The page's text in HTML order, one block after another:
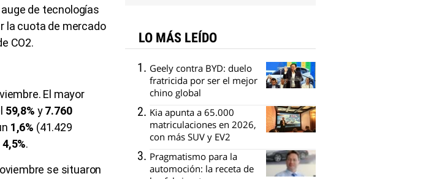
de tecnologías
la cuota de mercado
CO2.
El mayor
59,8% y7.760
1,6% (41.429
4,5%.
se situaron
LO MÁS LEÍDO
Geely contra BYD: duelo
fratricida por ser el mejor
chino global
Kia apunta a 65.000
matriculaciones en 2026,
con más SUV y EV2
Pragmatismo para la
automoción: la receta de